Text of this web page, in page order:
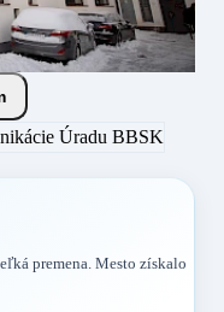
Úradu BBSK
premena. Mesto získalo